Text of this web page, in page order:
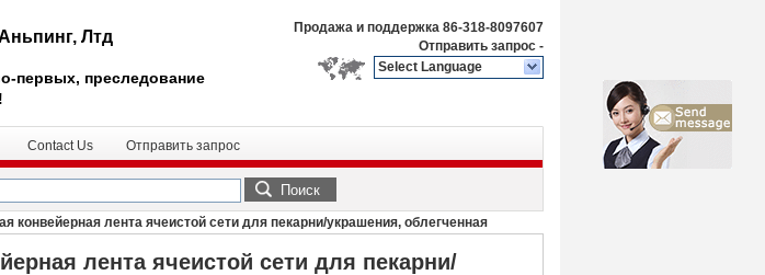
Лтд
первых, преследование
Продажа и поддержка 86-318-8097607
Отправить запрос -
Select Language
Contact Us Отправить запрос
Поиск
конвейерная лента ячеистой сети для пекарни/украшения, облегченная
лента ячеистой сети для пекарни/